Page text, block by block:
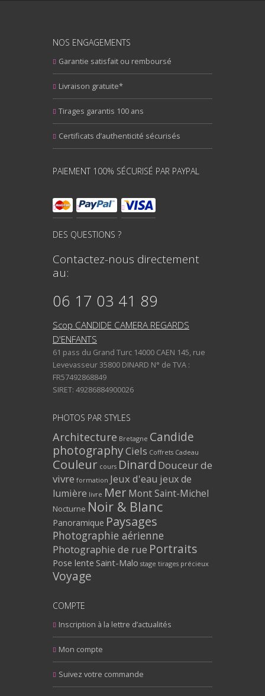
NOS ENGAGEMENTS
Garantie satisfait ou remboursé
Livraison gratuite*
Tirages garantis 100 ans
Certificats d’authenticité sécurisés
PAIEMENT 100% SÉCURISÉ PAR PAYPAL
DES QUESTIONS ?
Contactez-nous directement
au:
06 17 03 41 89
Scop CANDIDE CAMERA REGARDS
D'ENFANTS
61 pass du Grand Turc 14000 CAEN 145, rue
Levevasseur 35800 DINARD N° de TVA :
FR57492868849
SIRET: 49286884900026
PHOTOS PAR STYLES
Architecture Bretagne Candide
photographyCiels Coffrets Cadeau
Couleur cours Dinard Douceur de
vivre formation Jeux d'eau jeux de
lumière livre Mer Mont Saint-Michel
Nocturne Noir & Blanc
Panoramique Paysages
Photographie aérienne
Photographie de rue Portraits
Pose lente Saint-Malo stage tirages précieux
Voyage
COMPTE
Inscription à la lettre d’actualités
Mon compte
Suivez votre commande